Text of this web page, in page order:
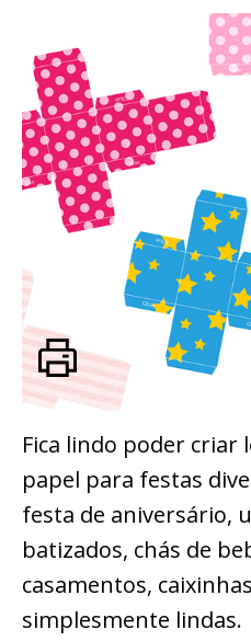
Fica lindo poder criar
papel para festas
festa de aniversário,
batizados, chás de
casamentos,
simplesmente lindas.